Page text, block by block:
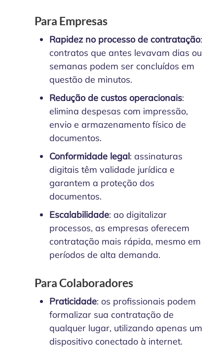
Para Empresas
Rapidez no processo de contratação:
contratos que antes levavam dias ou
semanas podem ser concluídos em
questão de minutos.
Redução de custos operacionais:
elimina despesas com impressão,
envio e armazenamento físico de
documentos.
Conformidade legal: assinaturas
digitais têm validade jurídica e
garantem a proteção dos
documentos.
Escalabilidade: ao digitalizar
processos, as empresas oferecem
contratação mais rápida, mesmo em
períodos de alta demanda.
Para Colaboradores
Praticidade: os profissionais podem
formalizar sua contratação de
qualquer lugar, utilizando apenas um
dispositivo conectado à internet.